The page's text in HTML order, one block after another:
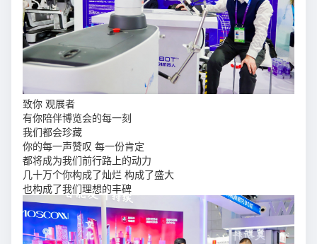
致你 观展者
有你陪伴博览会的每一刻
我们都会珍藏
你的每一声赞叹 每一份肯定
都将成为我们前行路上的动力
几十万个你构成了灿烂 构成了盛大
也构成了我们理想的丰碑